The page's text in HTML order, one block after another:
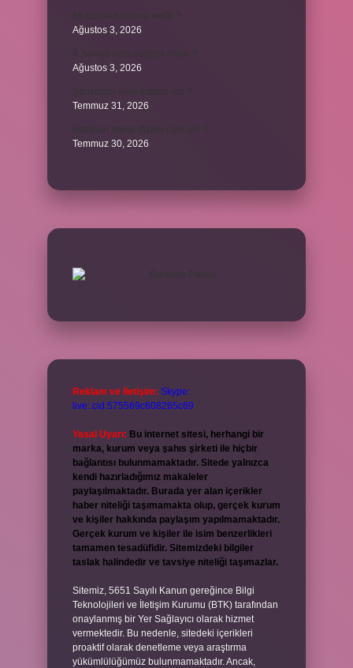
Ağustos 3, 2026
Ağustos 3, 2026
Temmuz 31, 2026
Temmuz 30, 2026
Reklam ve İletişim: Skype:
live:.cid.575569c608265c69
Yasal Uyarı: Bu internet sitesi, herhangi bir
marka, kurum veya şahıs şirketi ile hiçbir
bağlantısı bulunmamaktadır. Sitede yalnızca
kendi hazırladığımız makaleler
paylaşılmaktadır. Burada yer alan içerikler
haber niteliği taşımamakta olup, gerçek kurum
ve kişiler hakkında paylaşım yapılmamaktadır.
Gerçek kurum ve kişiler ile isim benzerlikleri
tamamen tesadüfidir. Sitemizdeki bilgiler
taslak halindedir ve tavsiye niteliği taşımazlar.
Sitemiz, 5651 Sayılı Kanun gereğince Bilgi
Teknolojileri ve İletişim Kurumu (BTK) tarafından
onaylanmış bir Yer Sağlayıcı olarak hizmet
vermektedir. Bu nedenle, sitedeki içerikleri
proaktif olarak denetleme veya araştırma
yükümlülüğümüz bulunmamaktadır. Ancak,